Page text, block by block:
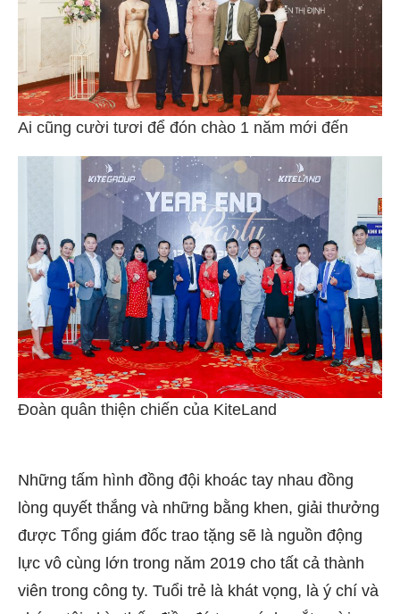
Ai cũng cười tươi để đón chào 1 năm mới đến
Đoàn quân thiện chiến của KiteLand
Những tấm hình đồng đội khoác tay nhau đồng
lòng quyết thắng và những bằng khen, giải thưởng
được Tổng giám đốc trao tặng sẽ là nguồn động
lực vô cùng lớn trong năm 2019 cho tất cả thành
viên trong công ty. Tuổi trẻ là khát vọng, là ý chí và